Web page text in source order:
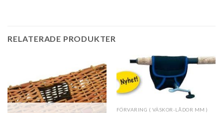
RELATERADE PRODUKTER
FÖRVARING ( VÄSKOR-LÅDOR MM )